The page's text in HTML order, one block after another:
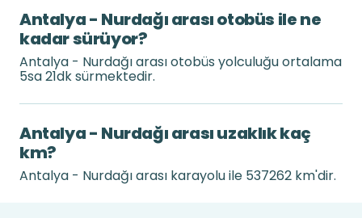
Antalya - Nurdağı arası otobüs ile ne
kadar sürüyor?
Antalya - Nurdağı arası otobüs yolculuğu ortalama
5sa 21dk sürmektedir.
Antalya - Nurdağı arası uzaklık kaç
km?
Antalya - Nurdağı arası karayolu ile 537262 km'dir.